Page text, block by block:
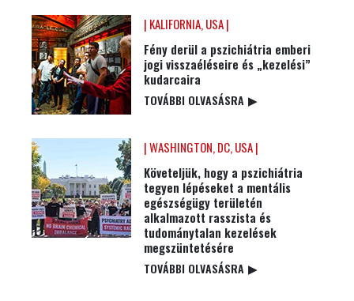
| KALIFORNIA, USA |
Fény derül a pszichiátria emberi
jogi visszaéléseire és „kezelési”
kudarcaira
TOVÁBBI OLVASÁSRA ▶
| WASHINGTON, DC, USA |
Követeljük, hogy a pszichiátria
tegyen lépéseket a mentális
egészségügy területén
alkalmazott rasszista és
tudománytalan kezelések
megszüntetésére
TOVÁBBI OLVASÁSRA ▶